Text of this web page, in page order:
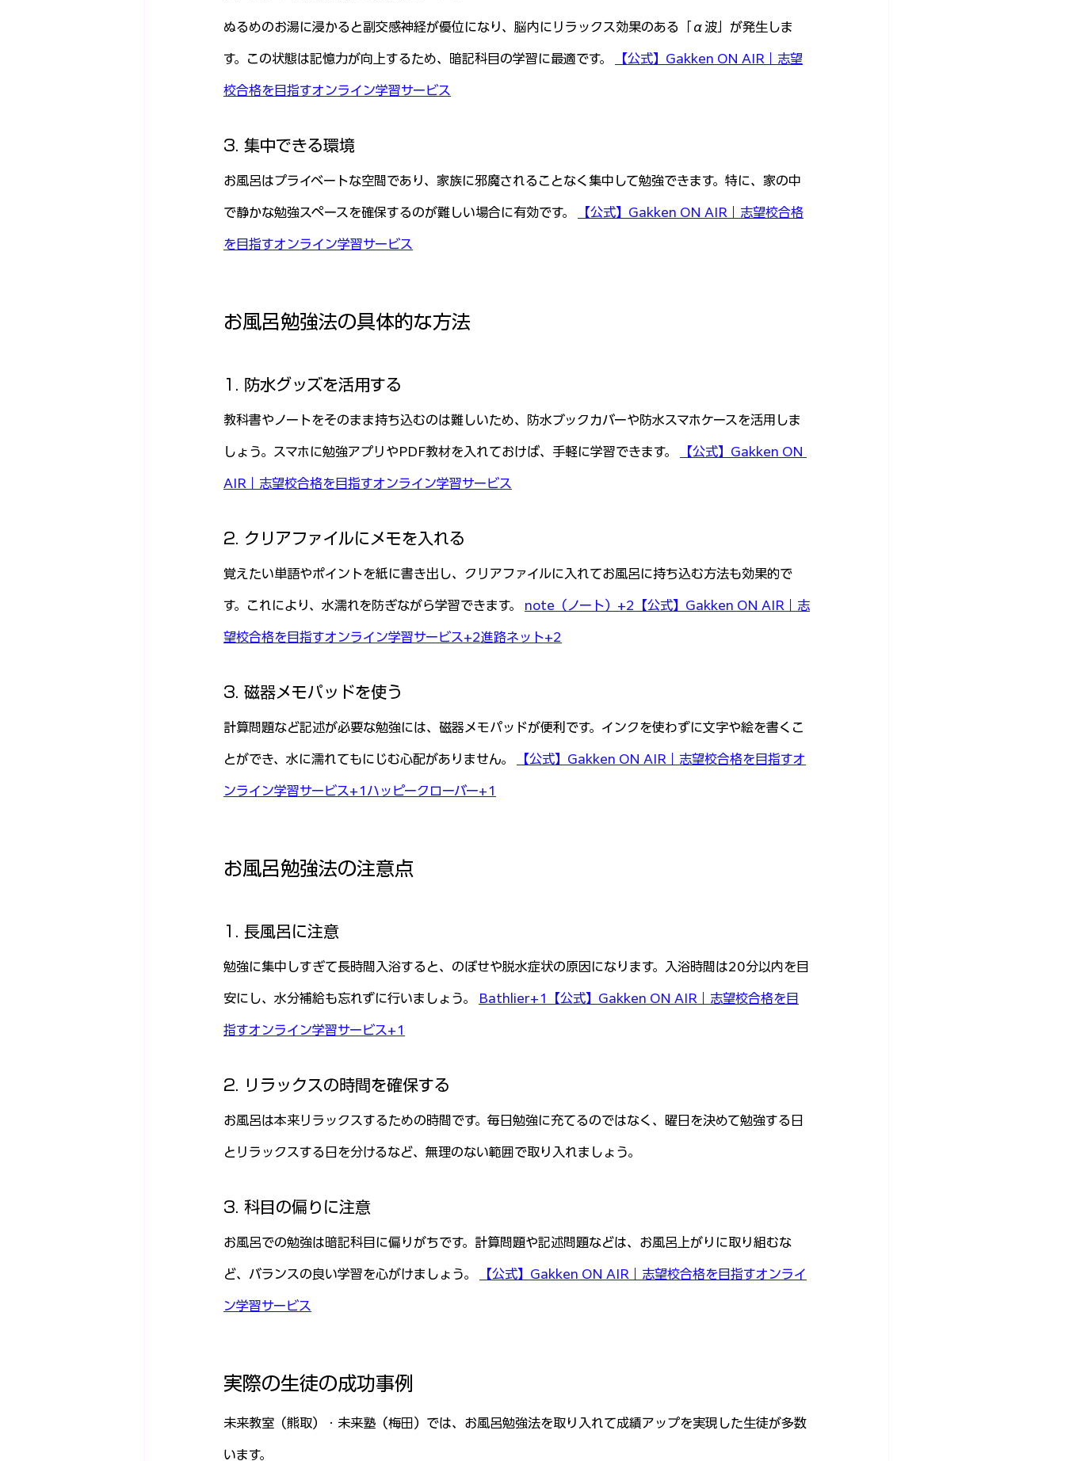
ぬるめのお湯に浸かると副交感神経が優位になり、脳内にリラックス効果のある「α波」が発生しま
す。この状態は記憶力が向上するため、暗記科目の学習に最適です。 【公式】Gakken ON AIR｜志望
校合格を目指すオンライン学習サービス
3. 集中できる環境
お風呂はプライベートな空間であり、家族に邪魔されることなく集中して勉強できます。特に、家の中
で静かな勉強スペースを確保するのが難しい場合に有効です。 【公式】Gakken ON AIR｜志望校合格
を目指すオンライン学習サービス
お風呂勉強法の具体的な方法
1. 防水グッズを活用する
教科書やノートをそのまま持ち込むのは難しいため、防水ブックカバーや防水スマホケースを活用しま
しょう。スマホに勉強アプリやPDF教材を入れておけば、手軽に学習できます。 【公式】Gakken ON
AIR｜志望校合格を目指すオンライン学習サービス
2. クリアファイルにメモを入れる
覚えたい単語やポイントを紙に書き出し、クリアファイルに入れてお風呂に持ち込む方法も効果的で
す。これにより、水濡れを防ぎながら学習できます。 note（ノート）+2【公式】Gakken ON AIR｜志
望校合格を目指すオンライン学習サービス+2進路ネット+2
3. 磁器メモパッドを使う
計算問題など記述が必要な勉強には、磁器メモパッドが便利です。インクを使わずに文字や絵を書くこ
とができ、水に濡れてもにじむ心配がありません。 【公式】Gakken ON AIR｜志望校合格を目指すオ
ンライン学習サービス+1ハッピークローバー+1
お風呂勉強法の注意点
1. 長風呂に注意
勉強に集中しすぎて長時間入浴すると、のぼせや脱水症状の原因になります。入浴時間は20分以内を目
安にし、水分補給も忘れずに行いましょう。 Bathlier+1【公式】Gakken ON AIR｜志望校合格を目
指すオンライン学習サービス+1
2. リラックスの時間を確保する
お風呂は本来リラックスするための時間です。毎日勉強に充てるのではなく、曜日を決めて勉強する日
とリラックスする日を分けるなど、無理のない範囲で取り入れましょう。
3. 科目の偏りに注意
お風呂での勉強は暗記科目に偏りがちです。計算問題や記述問題などは、お風呂上がりに取り組むな
ど、バランスの良い学習を心がけましょう。 【公式】Gakken ON AIR｜志望校合格を目指すオンライ
ン学習サービス
実際の生徒の成功事例
未来教室（熊取）・未来塾（梅田）では、お風呂勉強法を取り入れて成績アップを実現した生徒が多数
います。